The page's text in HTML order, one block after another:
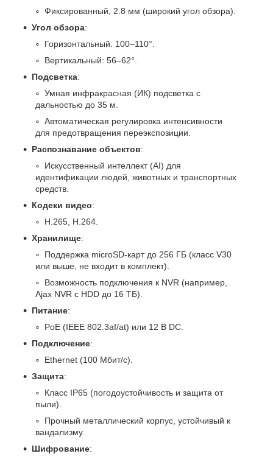
Фиксированный, 2.8 мм (широкий угол обзора).
Угол обзора:
Горизонтальный: 100–110°.
Вертикальный: 56–62°.
Подсветка:
Умная инфракрасная (ИК) подсветка с
дальностью до 35 м.
Автоматическая регулировка интенсивности
для предотвращения переэкспозиции.
Распознавание объектов:
Искусственный интеллект (AI) для
идентификации людей, животных и транспортных
средств.
Кодеки видео:
H.265, H.264.
Хранилище:
Поддержка microSD-карт до 256 ГБ (класс V30
или выше, не входит в комплект).
Возможность подключения к NVR (например,
Ajax NVR с HDD до 16 ТБ).
Питание:
PoE (IEEE 802.3af/at) или 12 В DC.
Подключение:
Ethernet (100 Мбит/с).
Защита:
Класс IP65 (погодоустойчивость и защита от
пыли).
Прочный металлический корпус, устойчивый к
вандализму.
Шифрование: